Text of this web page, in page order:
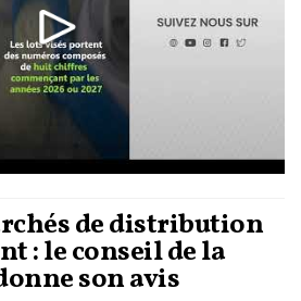
de distribution
: le conseil de la
son avis